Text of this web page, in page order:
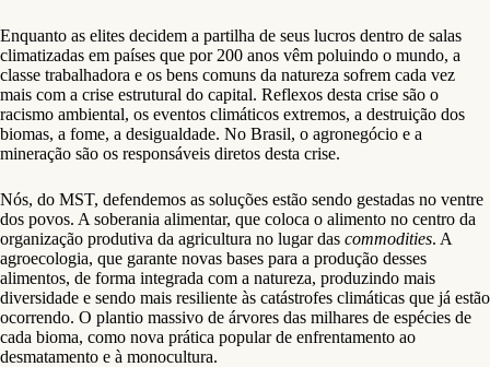
Enquanto as elites decidem a partilha de seus lucros dentro de salas
climatizadas em países que por 200 anos vêm poluindo o mundo, a
classe trabalhadora e os bens comuns da natureza sofrem cada vez
mais com a crise estrutural do capital. Reflexos desta crise são o
racismo ambiental, os eventos climáticos extremos, a destruição dos
biomas, a fome, a desigualdade. No Brasil, o agronegócio e a
mineração são os responsáveis diretos desta crise.
Nós, do MST, defendemos as soluções estão sendo gestadas no ventre
dos povos. A soberania alimentar, que coloca o alimento no centro da
organização produtiva da agricultura no lugar das commodities. A
agroecologia, que garante novas bases para a produção desses
alimentos, de forma integrada com a natureza, produzindo mais
diversidade e sendo mais resiliente às catástrofes climáticas que já estão
ocorrendo. O plantio massivo de árvores das milhares de espécies de
cada bioma, como nova prática popular de enfrentamento ao
desmatamento e à monocultura.